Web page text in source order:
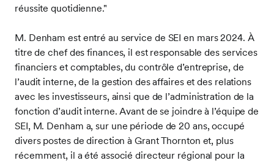
réussite quotidienne."
M. Denham est entré au service de SEI en mars 2024. À
titre de chef des finances, il est responsable des services
financiers et comptables, du contrôle d’entreprise, de
l’audit interne, de la gestion des affaires et des relations
avec les investisseurs, ainsi que de l’administration de la
fonction d’audit interne. Avant de se joindre à l’équipe de
SEI, M. Denham a, sur une période de 20 ans, occupé
divers postes de direction à Grant Thornton et, plus
récemment, il a été associé directeur régional pour la